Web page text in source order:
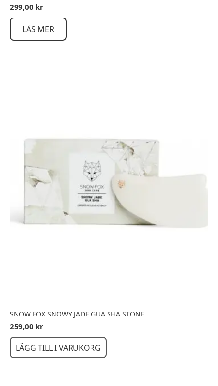
299,00 kr
LÄS MER
SNOW FOX SNOWY JADE GUA SHA STONE
259,00 kr
LÄGG TILL I VARUKORG